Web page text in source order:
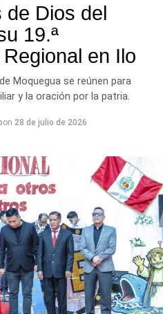
de Dios del
19.ª
en Ilo
Moquegua se reúnen para
y la oración por la patria.
on 28 de julio de 2026